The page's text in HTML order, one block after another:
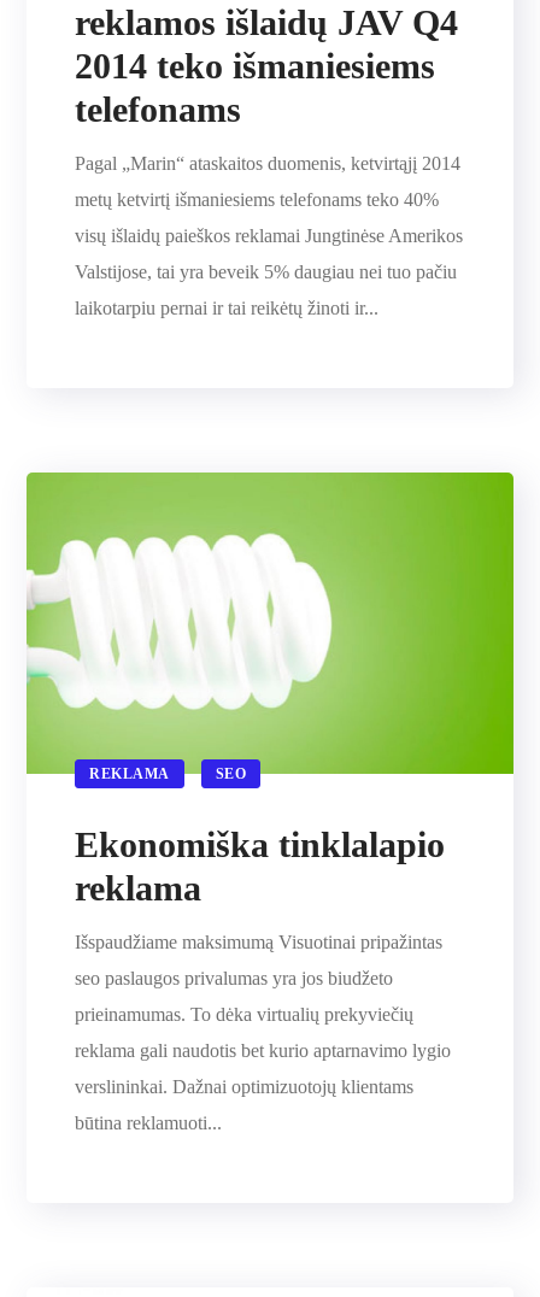
reklamos išlaidų JAV Q4
2014 teko išmaniesiems
telefonams
Pagal „Marin“ ataskaitos duomenis, ketvirtąjį 2014
metų ketvirtį išmaniesiems telefonams teko 40%
visų išlaidų paieškos reklamai Jungtinėse Amerikos
Valstijose, tai yra beveik 5% daugiau nei tuo pačiu
laikotarpiu pernai ir tai reikėtų žinoti ir...
REKLAMA SEO
Ekonomiška tinklalapio
reklama
Išspaudžiame maksimumą Visuotinai pripažintas
seo paslaugos privalumas yra jos biudžeto
prieinamumas. To dėka virtualių prekyviečių
reklama gali naudotis bet kurio aptarnavimo lygio
verslininkai. Dažnai optimizuotojų klientams
būtina reklamuoti...